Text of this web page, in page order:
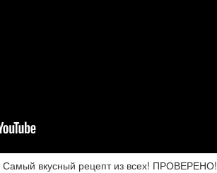
вкусный рецепт из всех! ПРОВЕРЕНО!